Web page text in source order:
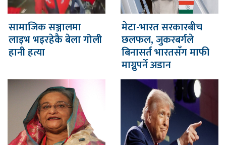
सामाजिक सञ्जालमा
लाइभ भइरहेकै बेला गोली
हानी हत्या
मेटा-भारत सरकारबीच
छलफल, जुकरबर्गले
बिनासर्त भारतसँग माफी
माग्नुपर्ने अडान